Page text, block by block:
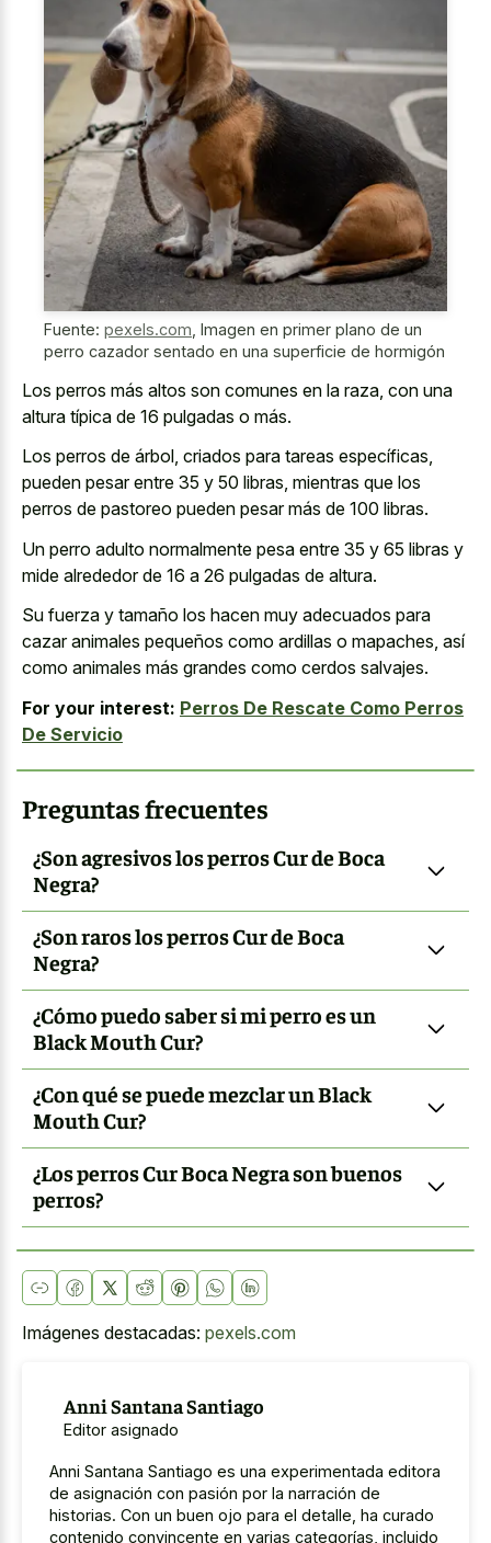
Fuente: pexels.com Imagen en primer plano de un
perro cazador sentado en una superficie de hormigón
Los perros más altos son comunes en la raza, con una
altura típica de 16 pulgadas o más.
Los perros de árbol, criados para tareas específicas,
pueden pesar entre 35 y 50 libras, mientras que los
perros de pastoreo pueden pesar más de 100 libras.
Un perro adulto normalmente pesa entre 35 y 65 libras y
mide alrededor de 16 a 26 pulgadas de altura.
Su fuerza y tamaño los hacen muy adecuados para
cazar animales pequeños como ardillas o mapaches, así
como animales más grandes como cerdos salvajes.
For your interest: Perros De Rescate Como Perros
De Servicio
Preguntas frecuentes
¿Son agresivos los perros Cur de Boca
Negra?
¿Son raros los perros Cur de Boca
Negra?
¿Cómo puedo saber si mi perro es un
Black Mouth Cur?
¿Con qué se puede mezclar un Black
Mouth Cur?
¿Los perros Cur Boca Negra son buenos
perros?
Imágenes destacadas: pexels.com
Anni Santana Santiago
Editor asignado
Anni Santana Santiago es una experimentada editora
de asignación con pasión por la narración de
historias. Con un buen ojo para el detalle, ha curado
contenido convincente en varias categorías, incluido